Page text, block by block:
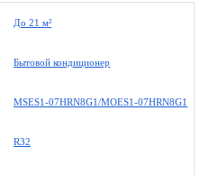
До 21 м²
Бытовой кондиционер
MSES1-07HRN8G1/MOES1-07HRN8G1
R32